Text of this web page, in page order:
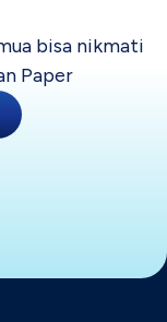
bisa nikmati
Paper